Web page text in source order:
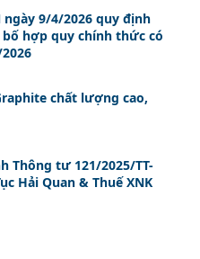
ngày 9/4/2026 quy định
hợp quy chính thức có
chất lượng cao,
Thông tư 121/2025/TT-
Hải Quan & Thuế XNK